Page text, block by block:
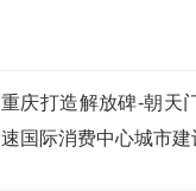
重庆打造解放碑-朝天
速国际消费中心城市建